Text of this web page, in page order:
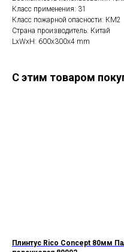
Класс применения: 31
Класс пожарной опасности: КМ2
Страна производитель: Китай
LxWxH: 600x300x4 mm
C этим товаром
Плинтус Rico Concept 80мм